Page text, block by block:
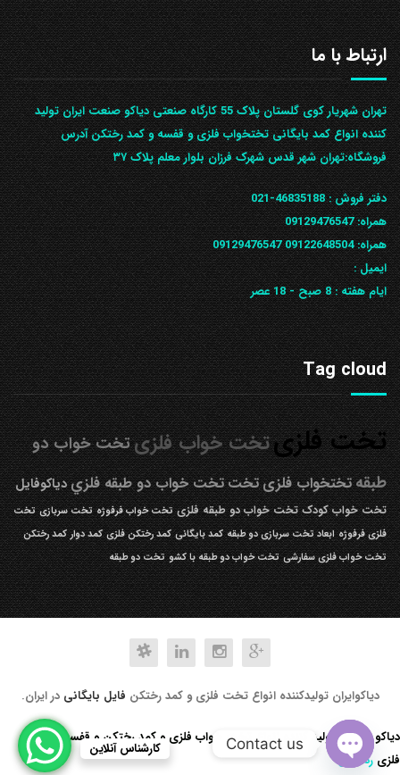
ارتباط با ما
تهران شهریار کوی گلستان پلاک 55 کارگاه صنعتی دیاکو صنعت ایران تولید
کننده انواع کمد بایگانی تختخواب فلزی و قفسه و کمد رختکن آدرس
ف‍روشگاه:تهران شهر قدس شهرک فرزان بلوار معلم پلاک ۳۷
دفتر فروش :46835188-021
همراه:09129476547
همراه: 09122648504
09129476547
ایمیل :
ایام هفته :8 صبح - 18 عصر
Tag cloud
تخت فلزیتخت خواب فلزیتخت خواب دو
طبقه تختخواب فلزیتختتخت خواب دو طبقه فلزيدیاکوفایل
تخت خواب کودک تخت خواب دو طبقه فلزی تخت خواب فرفوژه تخت سربازی تخت
فلزی فرفوژه ابعاد تخت سربازی دو طبقه کمد بایگانی کمد رختکن فلزی کمد دوار کمد رختکن
تخت خواب فلزی سفارشی تخت خواب دو طبقه با کشو تخت دو طبقه
دیاکوایران تولیدکننده انواع تخت فلزی و کمد رختکن فایل بایگانی در ایران.
کارشناس آنلاین
دیاکو صنعت تولید کننده انواع تخت خواب فلزی و کمد رختکن و قفسه کتابخانه
فلزی رد کردن
Contact us